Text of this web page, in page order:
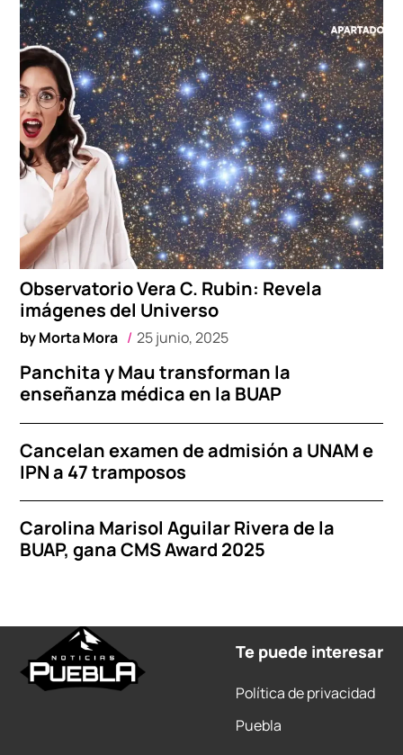
Observatorio Vera C. Rubin: Revela
imágenes del Universo
byMorta Mora 25 junio, 2025
Panchita y Mau transforman la
enseñanza médica en la BUAP
Cancelan examen de admisión a UNAM e
IPN a 47 tramposos
Carolina Marisol Aguilar Rivera de la
BUAP, gana CMS Award 2025
Te puede interesar
Política de privacidad
Puebla